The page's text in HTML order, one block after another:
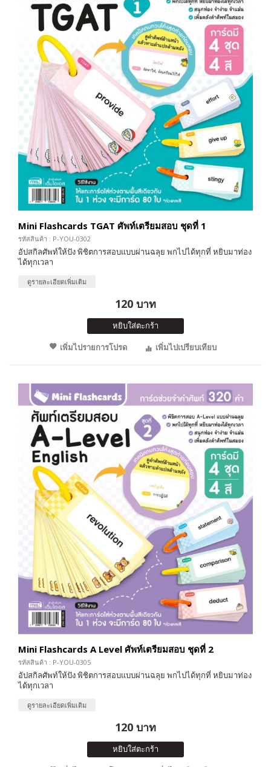
Mini Flashcards TGAT ศัพท์เตรียมสอบ ชุดที่ 1
รหัสสินค้า : P-YOU-0302
อัปสกิลศัพท์ให้ปัง พิชิตการสอบแบบผ่านฉลุย พกไปได้ทุกที่ หยิบมาท่อง
ได้ทุกเวลา
ดูรายละเอียดเพิ่มเติม
120 บาท
หยิบใส่ตะกร้า
เพิ่มไปรายการโปรด
เพิ่มไปเปรียบเทียบ
Mini Flashcards A Level ศัพท์เตรียมสอบ ชุดที่ 2
รหัสสินค้า : P-YOU-0305
อัปสกิลศัพท์ให้ปัง พิชิตการสอบแบบผ่านฉลุย พกไปได้ทุกที่ หยิบมาท่อง
ได้ทุกเวลา
ดูรายละเอียดเพิ่มเติม
120 บาท
หยิบใส่ตะกร้า